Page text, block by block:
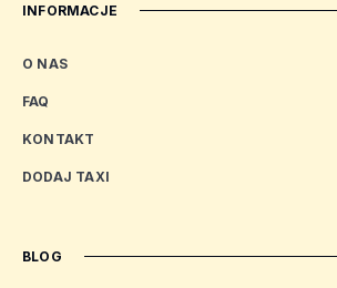
INFORMACJE
O NAS
FAQ
KONTAKT
DODAJ TAXI
BLOG